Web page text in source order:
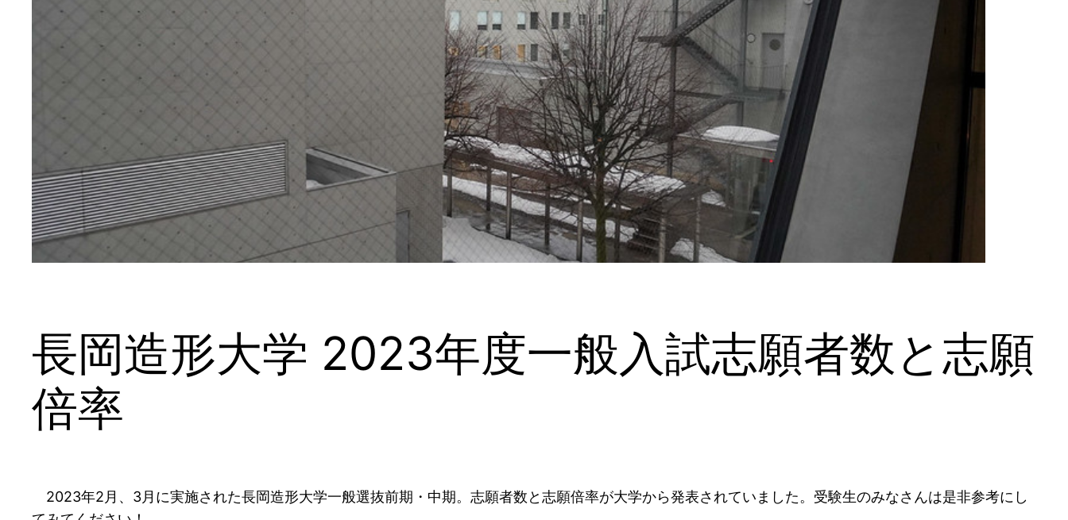
長岡造形大学 2023年度一般入試志願者数と志願
倍率
2023年2月、3月に実施された長岡造形大学一般選抜前期・中期。志願者数と志願倍率が大学から発表されていました。受験生のみなさんは是非参考にし